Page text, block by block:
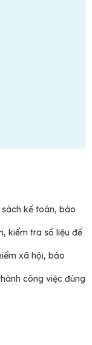
kế toán, báo
kiểm tra số liệu để
xã hội, bảo
công việc đúng